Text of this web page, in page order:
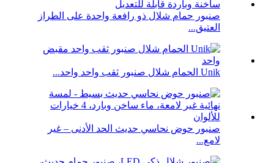
صنبور حمام شلال ذو رافعة واحدة على الطراز
العتيق...
Unik الحمام شلال صنبور ثقب واحد واحد...
صنبور حوض نحاسي حديث الحد الأدنى – غير
لامع...